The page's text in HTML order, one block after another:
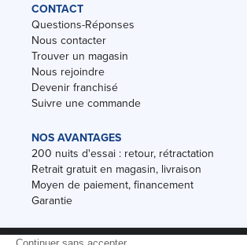
CONTACT
Questions-Réponses
Nous contacter
Trouver un magasin
Nous rejoindre
Devenir franchisé
Suivre une commande
NOS AVANTAGES
200 nuits d'essai : retour, rétractation
Retrait gratuit en magasin, livraison
Moyen de paiement, financement
Garantie